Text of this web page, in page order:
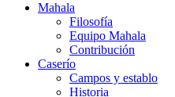
Mahala
Filosofía
Equipo Mahala
Contribución
Caserío
Campos y establo
Historia